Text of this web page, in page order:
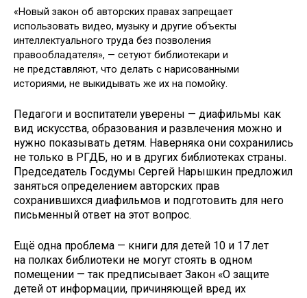
«Новый закон об авторских правах запрещает
использовать видео, музыку и другие объекты
интеллектуального труда без позволения
правообладателя», — сетуют библиотекари и
не представляют, что делать с нарисованными
историями, не выкидывать же их на помойку.
Педагоги и воспитатели уверены — диафильмы как
вид искусства, образования и развлечения можно и
нужно показывать детям. Наверняка они сохранились
не только в РГДБ, но и в других библиотеках страны.
Председатель Госдумы Сергей Нарышкин предложил
заняться определением авторских прав
сохранившихся диафильмов и подготовить для него
письменный ответ на этот вопрос.
Ещё одна проблема — книги для детей 10 и 17 лет
на полках библиотеки не могут стоять в одном
помещении — так предписывает Закон «О защите
детей от информации, причиняющей вред их